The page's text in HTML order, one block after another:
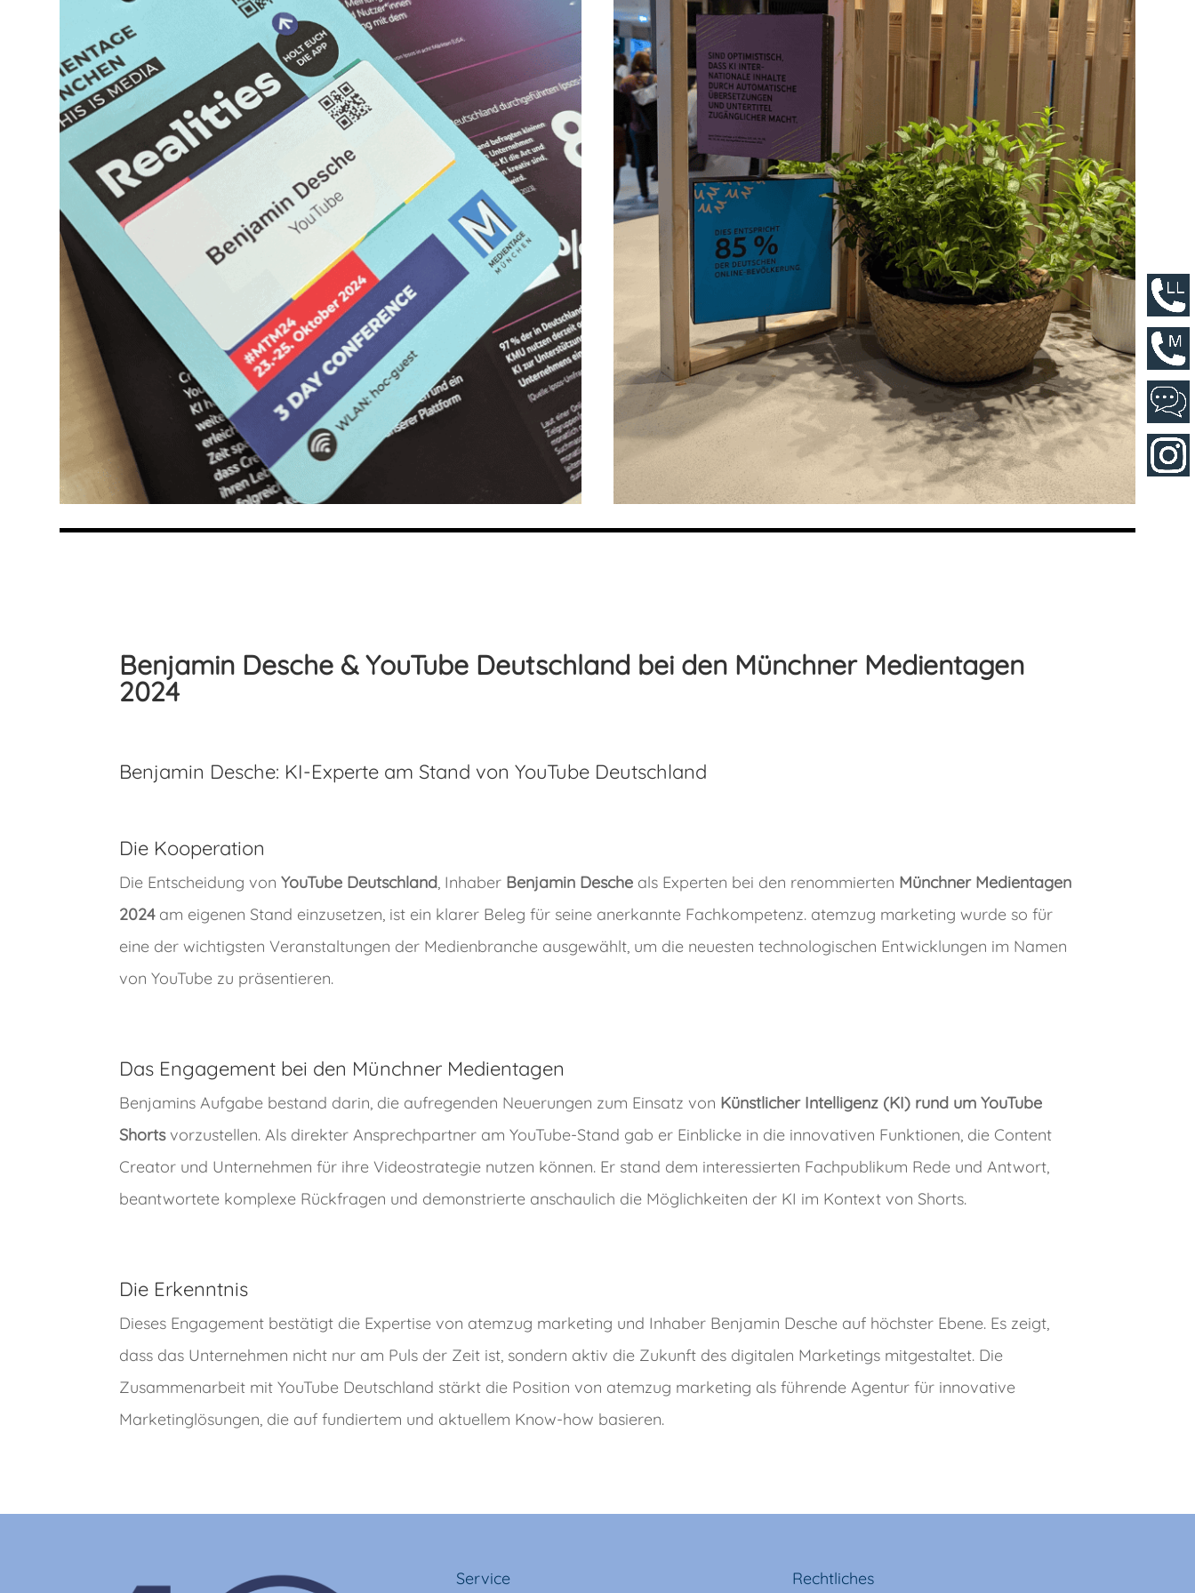
Benjamin Desche & YouTube Deutschland bei den Münchner Medientagen
2024
Benjamin Desche: KI-Experte am Stand von YouTube Deutschland
Die Kooperation
Die Entscheidung vonYouTube Deutschland, Inhaber Benjamin Desche als Experten bei den renommierten Münchner Medientagen
2024am eigenen Stand einzusetzen, ist ein klarer Beleg für seine anerkannte Fachkompetenz. atemzug marketing wurde so für
eine der wichtigsten Veranstaltungen der Medienbranche ausgewählt, um die neuesten technologischen Entwicklungen im Namen
von YouTube zu präsentieren.
Das Engagement bei den Münchner Medientagen
Benjamins Aufgabe bestand darin, die aufregenden Neuerungen zum Einsatz von Künstlicher Intelligenz (KI) rund um YouTube
Shortsvorzustellen. Als direkter Ansprechpartner am YouTube-Stand gab er Einblicke in die innovativen Funktionen, die Content
Creator und Unternehmen für ihre Videostrategie nutzen können. Er stand dem interessierten Fachpublikum Rede und Antwort,
beantwortete komplexe Rückfragen und demonstrierte anschaulich die Möglichkeiten der KI im Kontext von Shorts.
Die Erkenntnis
Dieses Engagement bestätigt die Expertise von atemzug marketing und Inhaber Benjamin Desche auf höchster Ebene. Es zeigt,
dass das Unternehmen nicht nur am Puls der Zeit ist, sondern aktiv die Zukunft des digitalen Marketings mitgestaltet. Die
Zusammenarbeit mit YouTube Deutschland stärkt die Position von atemzug marketing als führende Agentur für innovative
Marketinglösungen, die auf fundiertem und aktuellem Know-how basieren.
Service Rechtliches